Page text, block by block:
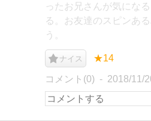
ったお兄さんが気にな
る。お友達のスピンあ
う。
ナイス ★14
コメント(0) 2018/11/